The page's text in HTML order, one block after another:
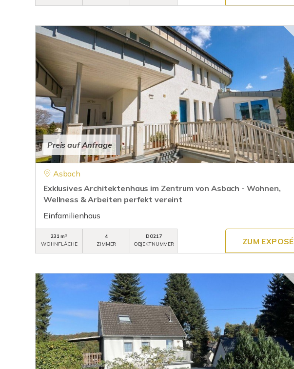
Preis auf Anfrage
Asbach
Exklusives Architektenhaus im Zentrum von Asbach - Wohnen,
Wellness & Arbeiten perfekt vereint
Einfamilienhaus
231 m²
WOHNFLÄCHE
4
ZIMMER
DO217
OBJEKTNUMMER
ZUM EXPOSÉ